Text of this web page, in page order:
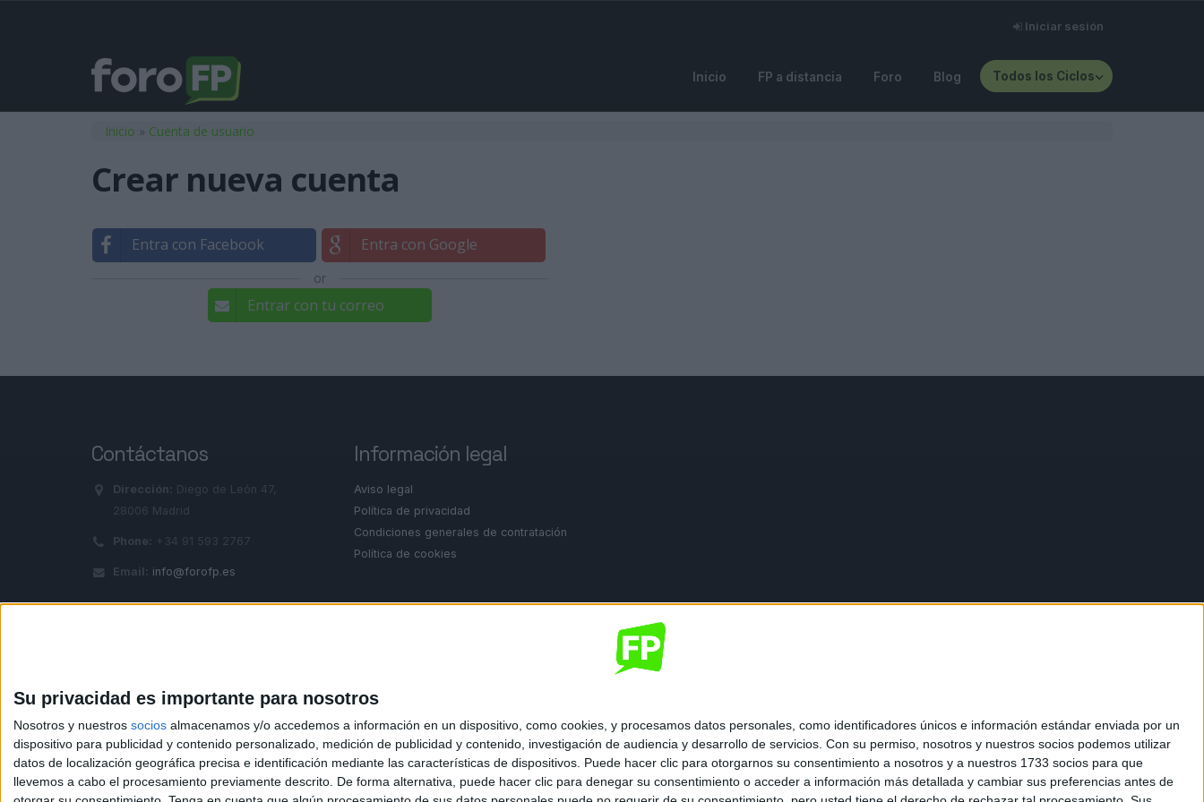
Su privacidad es importante para nosotros
Nosotros y nuestros socios almacenamos y/o accedemos a información en un dispositivo, como cookies, y procesamos datos personales, como identificadores únicos e información estándar enviada por un
dispositivo para publicidad y contenido personalizado, medición de publicidad y contenido, investigación de audiencia y desarrollo de servicios. Con su permiso, nosotros y nuestros socios podemos utilizar
datos de localización geográfica precisa e identificación mediante las características de dispositivos. Puede hacer clic para otorgarnos su consentimiento a nosotros y a nuestros 1733 socios para que
llevemos a cabo el procesamiento previamente descrito. De forma alternativa, puede hacer clic para denegar su consentimiento o acceder a información más detallada y cambiar sus preferencias antes de
Iniciar sesión
Inicio FP a distancia Foro Blog Todos los Ciclos
Usted está aquí
Inicio » Cuenta de usuario
Crear nueva cuenta
Entra con Facebook Entra con Google
or
Entrar con tu correo
Contáctanos
Dirección:
Diego de León 47,
28006 Madrid
Phone: +34 91 593 2767
Email: info@forofp.es
Información legal
Aviso legal
Política de privacidad
Condiciones generales de contratación
Política de cookies
© Compás Mediterráneo SL. Todos los derechos reservados.